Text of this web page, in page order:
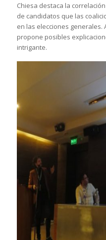
Chiesa destaca la
de candidatos que las
en las elecciones
propone posibles
intrigante.